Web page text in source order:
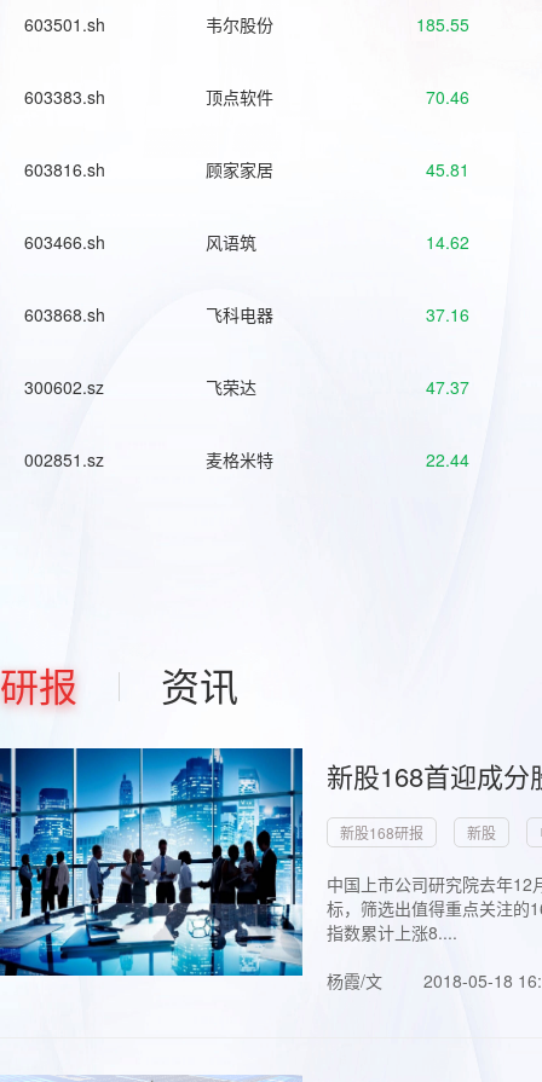
603501.sh 韦尔股份 185.55
603383.sh 顶点软件 70.46
603816.sh 顾家家居 45.81
603466.sh 风语筑 14.62
603868.sh 飞科电器 37.16
300602.sz 飞荣达 47.37
002851.sz 麦格米特 22.44
研报 资讯
新股168首迎成
新股168研报 新股
中国上市公司研究院去年
标，筛选出值得重点关注的
指数累计上涨8....
杨霞/文
2018-05-18